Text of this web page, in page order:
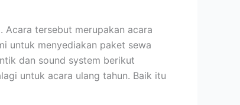
Acara tersebut merupakan acara
untuk menyediakan paket sewa
dan sound system berikut
untuk acara ulang tahun. Baik itu